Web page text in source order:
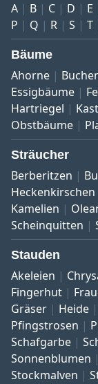
A B C D E
P
Q R S T
Bäume
Ahorne
Essigbäume
Hartriegel
Obstbäume
Sträucher
Berberitzen
Heckenkirschen
Kamelien
Scheinquitten
Stauden
Akeleien
Fingerhut
Gräser
Heide
Pfingstrosen
Schafgarbe
Sonnenblumen
Stockmalven